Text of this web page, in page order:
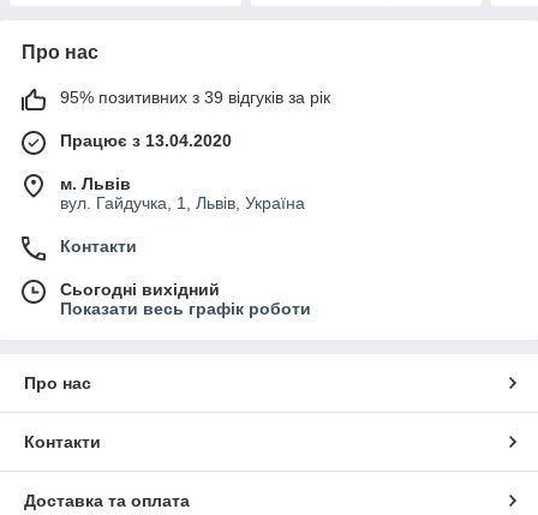
Про нас
95% позитивних з 39 відгуків за рік
Працює з 13.04.2020
м. Львів
вул. Гайдучка, 1, Львів, Україна
Контакти
Сьогодні вихідний
Показати весь графік роботи
Про нас
Контакти
Доставка та оплата